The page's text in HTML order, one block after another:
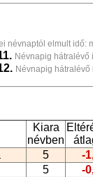
névnaptól elmult idő:
Névnapig hátralévő
Névnapig hátralévő
Kiara
névben
5
-
5
-